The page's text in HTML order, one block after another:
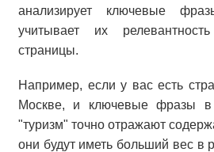
анализирует ключевые
учитывает их
страницы.
Например, если у вас есть
Москве, и ключевые фразы
"туризм" точно отражают
они будут иметь больший вес в